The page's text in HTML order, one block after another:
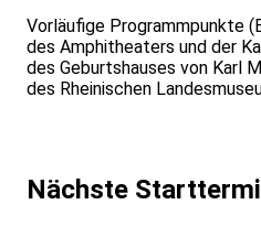
Vorläufige Programmpunkte
des Amphitheaters und der
des Geburtshauses von Karl
des Rheinischen
Nächste